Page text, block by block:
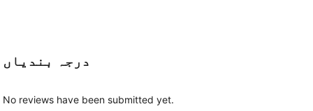
درجہ بندیاں
No reviews have been submitted yet.